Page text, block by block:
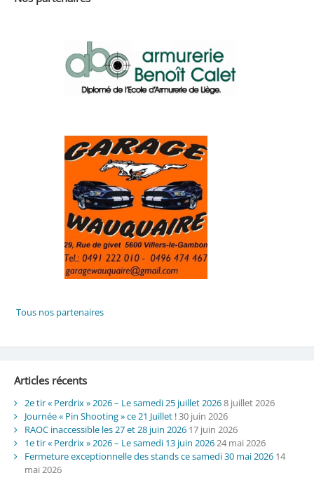
Tous nos partenaires
Articles récents
2e tir « Perdrix » 2026 – Le samedi 25 juillet 20268 juillet 2026
Journée « Pin Shooting » ce 21 Juillet !30 juin 2026
RAOC inaccessible les 27 et 28 juin 2026 17 juin 2026
1e tir « Perdrix » 2026 – Le samedi 13 juin 202624 mai 2026
Fermeture exceptionnelle des stands ce samedi 30 mai 2026 14
mai 2026